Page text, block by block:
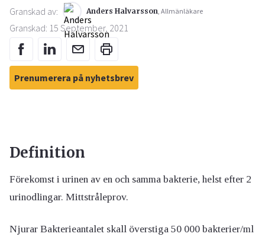
Granskad av: Anders Halvarsson, Allmänläkare
Granskad: 15 September, 2021
Prenumerera på nyhetsbrev
Definition
Förekomst i urinen av en och samma bakterie, helst efter 2
urinodlingar. Mittstråleprov.
Njurar Bakterieantalet skall överstiga 50 000 bakterier/ml